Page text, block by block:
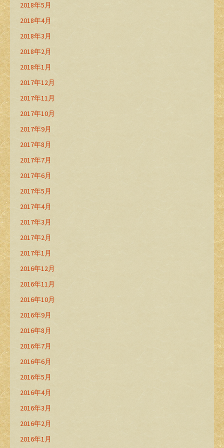
2018年5月
2018年4月
2018年3月
2018年2月
2018年1月
2017年12月
2017年11月
2017年10月
2017年9月
2017年8月
2017年7月
2017年6月
2017年5月
2017年4月
2017年3月
2017年2月
2017年1月
2016年12月
2016年11月
2016年10月
2016年9月
2016年8月
2016年7月
2016年6月
2016年5月
2016年4月
2016年3月
2016年2月
2016年1月